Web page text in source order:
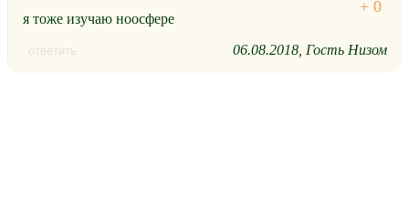
я тоже изучаю ноосфере
ответить 06.08.2018 Гость Низом